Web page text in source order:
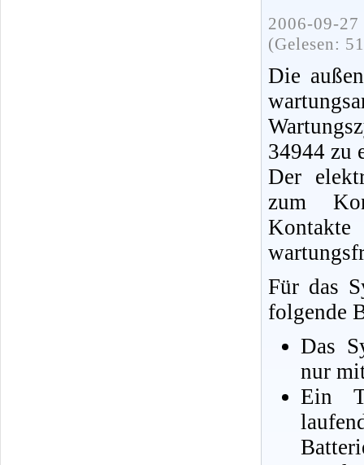
2006-09-
(Gelesen:
Die
34944 zu
Der
zum
Kontakte
Für das
folgende
Das
nur
Ein